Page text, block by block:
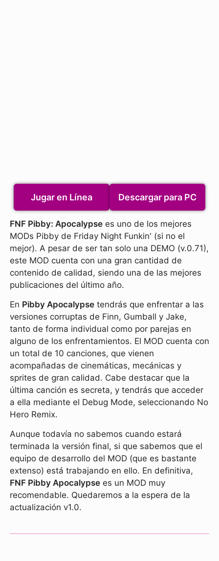
Jugar en Línea Descargar para PC
FNF Pibby: Apocalypse es uno de los mejores
MODs Pibby de Friday Night Funkin' (si no el
mejor). A pesar de ser tan solo una DEMO (v.0.71),
este MOD cuenta con una gran cantidad de
contenido de calidad, siendo una de las mejores
publicaciones del último año.
En Pibby Apocalypse tendrás que enfrentar a las
versiones corruptas de Finn, Gumball y Jake,
tanto de forma individual como por parejas en
alguno de los enfrentamientos. El MOD cuenta con
un total de 10 canciones, que vienen
acompañadas de cinemáticas, mecánicas y
sprites de gran calidad. Cabe destacar que la
última canción es secreta, y tendrás que acceder
a ella mediante el Debug Mode, seleccionando No
Hero Remix.
Aunque todavía no sabemos cuando estará
terminada la versión final, si que sabemos que el
equipo de desarrollo del MOD (que es bastante
extenso) está trabajando en ello. En definitiva,
FNF Pibby Apocalypse es un MOD muy
recomendable. Quedaremos a la espera de la
actualización v1.0.